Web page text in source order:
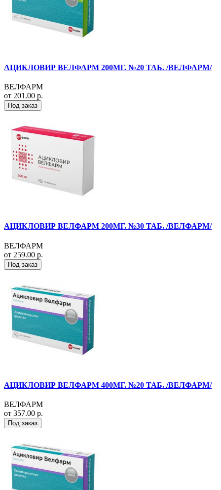
АЦИКЛОВИР ВЕЛФАРМ 200МГ. №20 ТАБ. /ВЕЛФАРМ/
ВЕЛФАРМ
от 201.00 р.
Под заказ
АЦИКЛОВИР ВЕЛФАРМ 200МГ. №30 ТАБ. /ВЕЛФАРМ/
ВЕЛФАРМ
от 259.00 р.
Под заказ
АЦИКЛОВИР ВЕЛФАРМ 400МГ. №20 ТАБ. /ВЕЛФАРМ/
ВЕЛФАРМ
от 357.00 р.
Под заказ